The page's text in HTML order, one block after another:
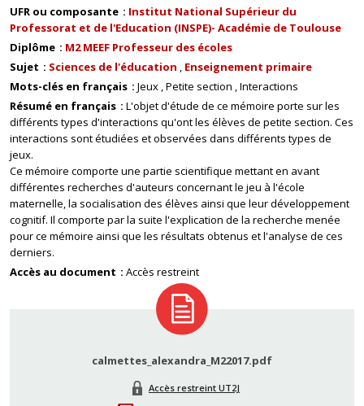
UFR ou composante
Institut National Supérieur du
Professorat et de l'Education (INSPE)- Académie de Toulouse
Diplôme
M2 MEEF Professeur des écoles
Sujet
Sciences de l'éducation
Enseignement primaire
Mots-clés en français
Jeux Petite section Interactions
Résumé en français
L'objet d'étude de ce mémoire porte sur les
différents types d'interactions qu'ont les élèves de petite section. Ces
interactions sont étudiées et observées dans différents types de
jeux.
Ce mémoire comporte une partie scientifique mettant en avant
différentes recherches d'auteurs concernant le jeu à l'école
maternelle, la socialisation des élèves ainsi que leur développement
cognitif. Il comporte par la suite l'explication de la recherche menée
pour ce mémoire ainsi que les résultats obtenus et l'analyse de ces
derniers.
Accès au document
Accès restreint
calmettes_alexandra_M22017.pdf
Accès restreint UT2J